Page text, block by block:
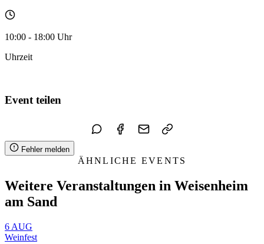
10:00 - 18:00 Uhr
Uhrzeit
Event teilen
Fehler melden
ÄHNLICHE EVENTS
Weitere Veranstaltungen in Weisenheim
am Sand
6 AUG
Weinfest